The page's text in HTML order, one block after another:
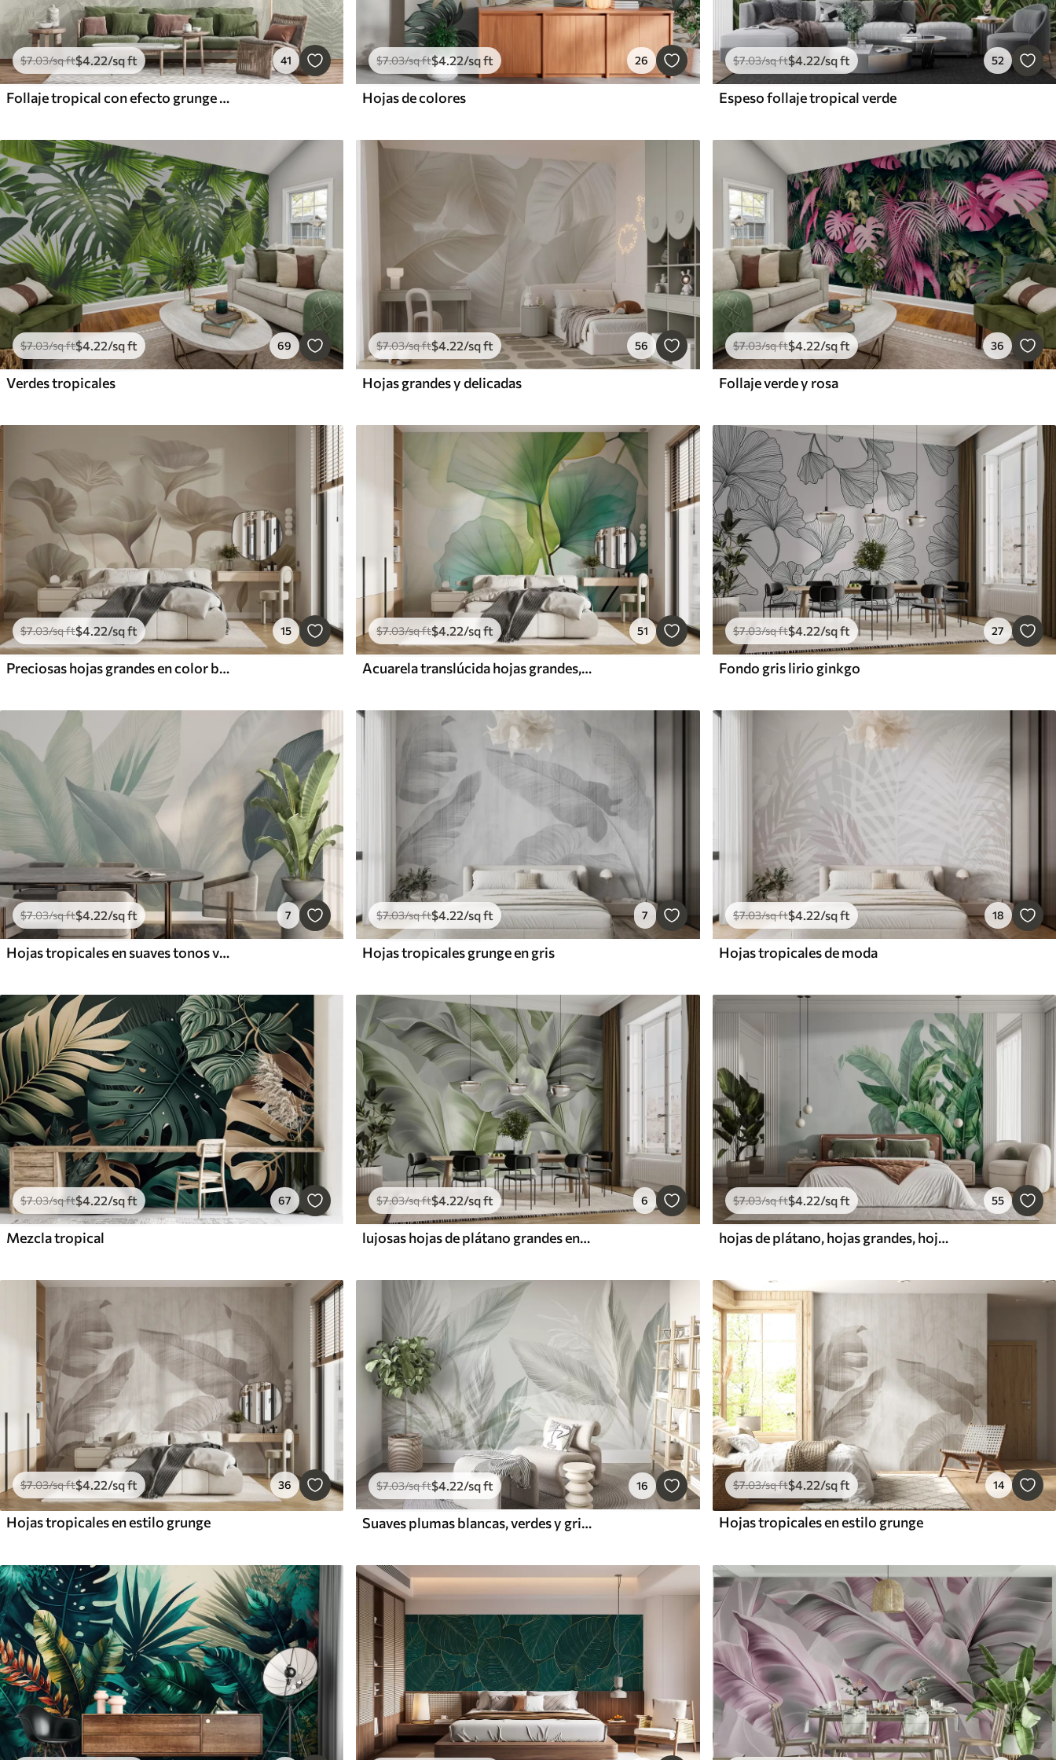
$7.03/sq ft$4.22/sq ft 41
Follaje tropical con efecto grunge y tinte verde
$7.03/sq ft$4.22/sq ft 26
Hojas de colores
$7.03/sq ft$4.22/sq ft 52
Espeso follaje tropical verde
$7.03/sq ft$4.22/sq ft 69
Verdes tropicales
$7.03/sq ft$4.22/sq ft 56
Hojas grandes y delicadas
$7.03/sq ft$4.22/sq ft 36
Follaje verde y rosa
$7.03/sq ft$4.22/sq ft 15
Preciosas hojas grandes en color beige
$7.03/sq ft$4 .22/sq ft 51
Acuarela translúcida hojas grandes, de color verde, azul
$7.03/sq ft$4.22/sq ft 27
Fondo gris lirio ginkgo
$7.03/sq ft$4.22/sq ft 7
Hojas tropicales en suaves tonos verdes y blancos, con transiciones de acuarela y delicados detalles de textura
$7.03/sq ft$4.22/sq ft 7
Hojas tropicales grunge en gris
$7.03/sq ft$4.22/sq ft 18
Hojas tropicales de moda
$7.03/sq ft$4 .22/sq ft 67
Mezcla tropical
$7.03/sq ft$4 .22/sq ft 6
lujosas hojas de plátano grandes en tonos gris verdosos
$7.03/sq ft$4.22/sq ft 55
hojas de plátano, hojas grandes, hojas verdes, hojas tropicales
$7.03/sq ft$4.22/sq ft 36
Hojas tropicales en estilo grunge
$7.03/sq ft$4 .22/sq ft 16
Suaves plumas blancas, verdes y grises y hojas tropicales flotando sobre un fondo claro
$7.03/sq ft$4.22/sq ft 14
Hojas tropicales en estilo grunge